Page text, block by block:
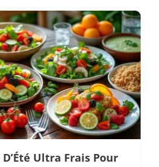
Ultra Frais Pour